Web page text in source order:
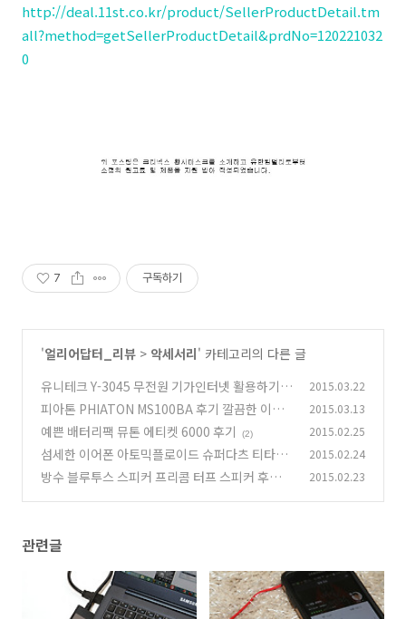
http://deal.11st.co.kr/product/SellerProductDetail.tm
all?method=getSellerProductDetail&prdNo=120221032
0
7 구독하기
'얼리어답터_리뷰 > 악세서리' 카테고리의 다른 글
유니테크 Y-3045 무전원 기가인터넷 활용하기
(0)
2015.03.22
피아톤 PHIATON MS100BA 후기 깔끔한 이어
폰
(3)
2015.03.13
예쁜 배터리팩 뮤톤 에티켓 6000 후기 (2) 2015.02.25
섬세한 이어폰 아토믹플로이드 슈퍼다츠 티타늄
후기
(6)
2015.02.24
방수 블루투스 스피커 프리콤 터프 스피커 후기 2015.02.23
관련글